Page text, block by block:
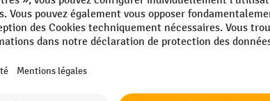
Rubrique
Surface